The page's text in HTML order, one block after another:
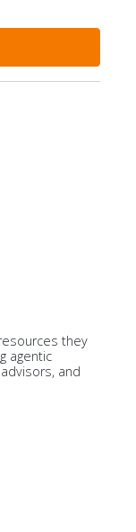
they
agentic
and